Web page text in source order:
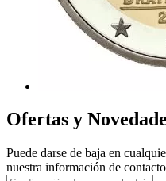
Ofertas y
Puede darse de baja en
nuestra información de